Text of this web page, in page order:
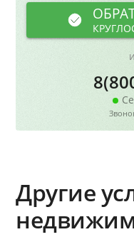
Другие